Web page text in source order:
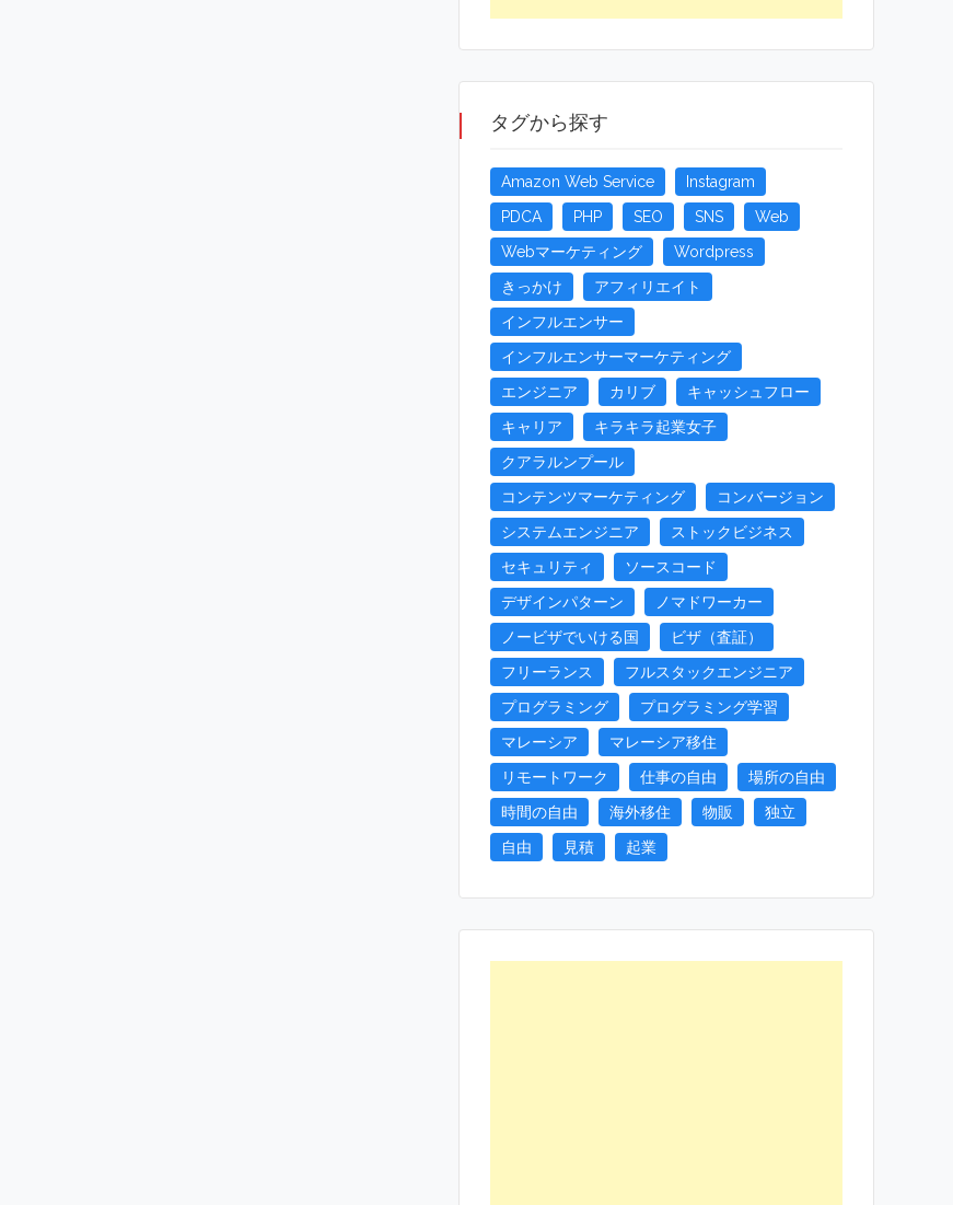
タグから探す
Amazon Web Service
Instagram
PDCA
PHP SEO SNS
Web
Webマーケティング
Wordpress
きっかけ
アフィリエイト
インフルエンサー
インフルエンサーマーケティング
エンジニア
カリブ
キャッシュフロー
キャリア
キラキラ起業女子
クアラルンプール
コンテンツマーケティング
コンバージョン
システムエンジニア
ストックビジネス
セキュリティ
ソースコード
デザインパターン
ノマドワーカー
ノービザでいける国
ビザ（査証）
フリーランス
フルスタックエンジニア
プログラミング
プログラミング学習
マレーシア
マレーシア移住
リモートワーク
仕事の自由
場所の自由
時間の自由
海外移住 物販
独立
自由
見積 起業